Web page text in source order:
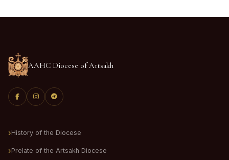
AAHC Diocese of Artsakh
History of the Diocese
Prelate of the Artsakh Diocese